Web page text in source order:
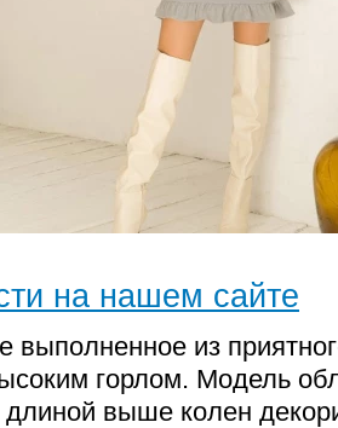
на нашем сайте
выполненное из
горлом. Модель
длиной выше колен